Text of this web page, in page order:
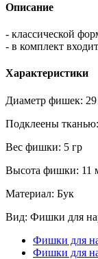
Описание
- классической
- в комплект
Характеристики
Диаметр фишек:
Подклеены
Вес фишки: 5 гр
Высота фишки: 11
Материал: Бук
Вид: Фишки для
Фишки для
Фишки для